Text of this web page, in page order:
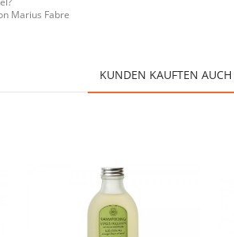
Marius Fabre
KUNDEN KAUFTEN AUCH